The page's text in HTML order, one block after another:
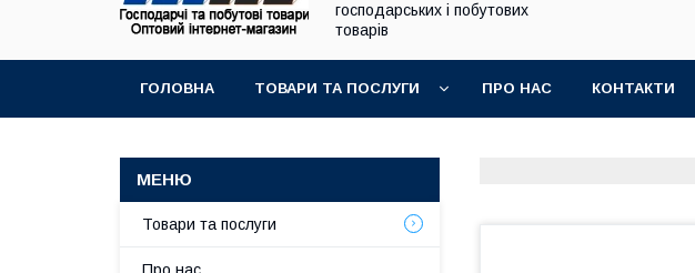
господарських і побутових
товарів
ГОЛОВНА ТОВАРИ ТА ПОСЛУГИ ПРО НАС КОНТАКТИ
Товари та послуги